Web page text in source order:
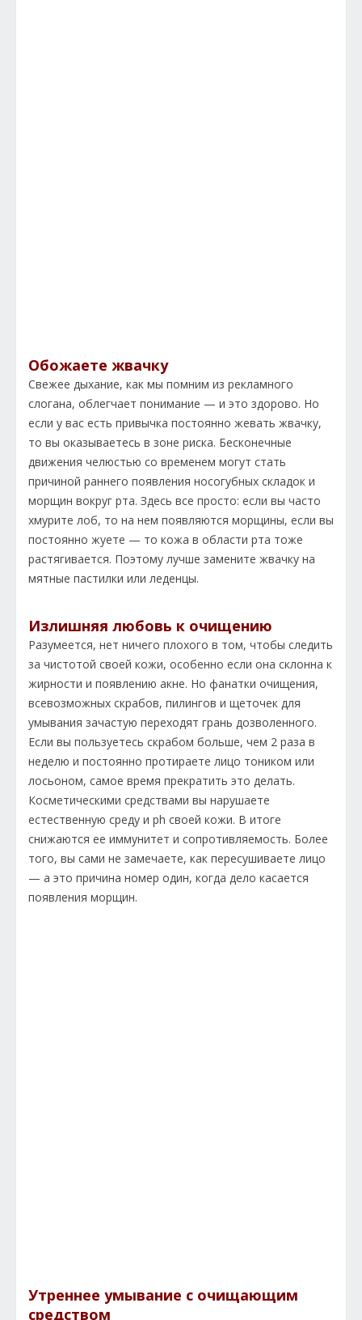
Обожаете жвачку
Свежее дыхание, как мы помним из рекламного
слогана, облегчает понимание — и это здорово. Но
если у вас есть привычка постоянно жевать жвачку,
то вы оказываетесь в зоне риска. Бесконечные
движения челюстью со временем могут стать
причиной раннего появления носогубных складок и
морщин вокруг рта. Здесь все просто: если вы часто
хмурите лоб, то на нем появляются морщины, если вы
постоянно жуете — то кожа в области рта тоже
растягивается. Поэтому лучше замените жвачку на
мятные пастилки или леденцы.
Излишняя любовь к очищению
Разумеется, нет ничего плохого в том, чтобы следить
за чистотой своей кожи, особенно если она склонна к
жирности и появлению акне. Но фанатки очищения,
всевозможных скрабов, пилингов и щеточек для
умывания зачастую переходят грань дозволенного.
Если вы пользуетесь скрабом больше, чем 2 раза в
неделю и постоянно протираете лицо тоником или
лосьоном, самое время прекратить это делать.
Косметическими средствами вы нарушаете
естественную среду и рh своей кожи. В итоге
снижаются ее иммунитет и сопротивляемость. Более
того, вы сами не замечаете, как пересушиваете лицо
— а это причина номер один, когда дело касается
появления морщин.
Утреннее умывание с очищающим
средством